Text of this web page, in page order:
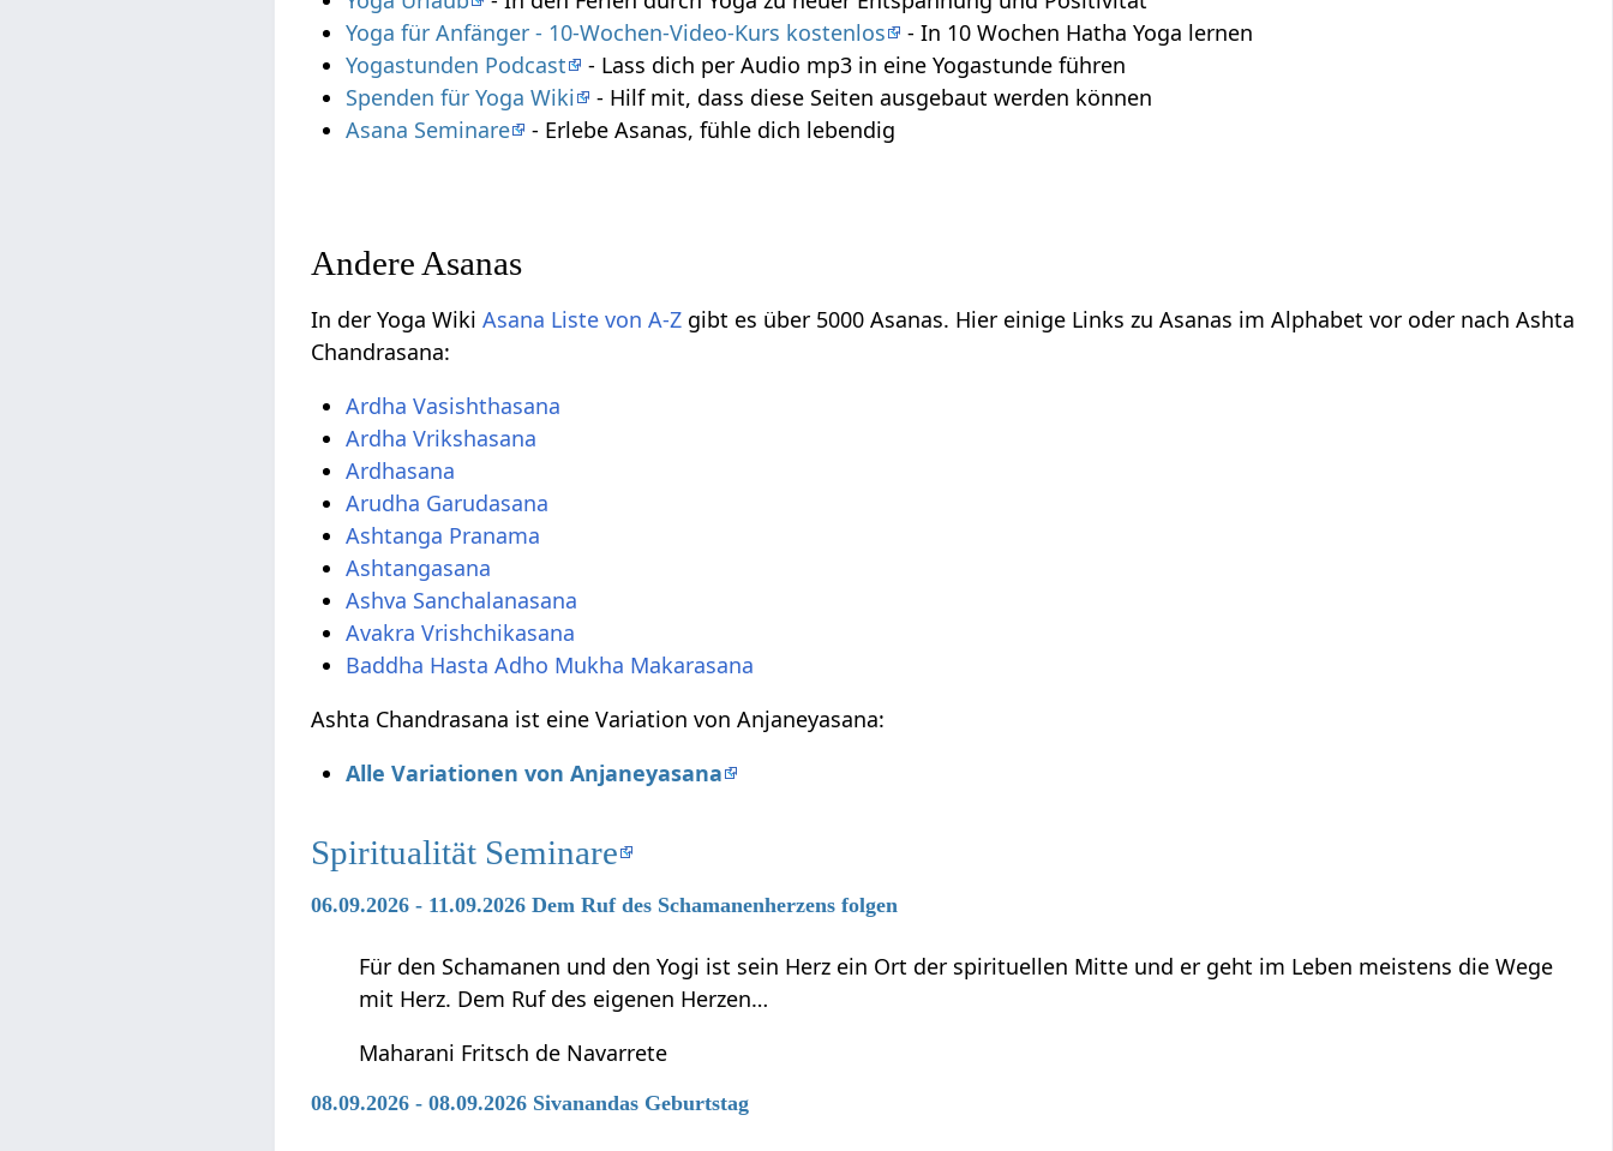
Yoga für Anfänger - 10-Wochen-Video-Kurs kostenlos
- In 10 Wochen Hatha Yoga lernen
Yogastunden Podcast
- Lass dich per Audio mp3 in eine Yogastunde führen
Spenden für Yoga Wiki
- Hilf mit, dass diese Seiten ausgebaut werden können
Asana Seminare
- Erlebe Asanas, fühle dich lebendig
Andere Asanas
In der Yoga WikiAsana Liste von A-Z gibt es über 5000 Asanas. Hier einige Links zu Asanas im Alphabet vor oder nach Ashta
Chandrasana:
Ardha Vasishthasana
Ardha Vrikshasana
Ardhasana
Arudha Garudasana
Ashtanga Pranama
Ashtangasana
Ashva Sanchalanasana
Avakra Vrishchikasana
Baddha Hasta Adho Mukha Makarasana
Ashta Chandrasana ist eine Variation von Anjaneyasana:
Alle Variationen von Anjaneyasana
Spiritualität Seminare
06.09.2026 - 11.09.2026 Dem Ruf des Schamanenherzens folgen
Für den Schamanen und den Yogi ist sein Herz ein Ort der spirituellen Mitte und er geht im Leben meistens die Wege
mit Herz. Dem Ruf des eigenen Herzen…
Maharani Fritsch de Navarrete
08.09.2026 - 08.09.2026 Sivanandas Geburtstag